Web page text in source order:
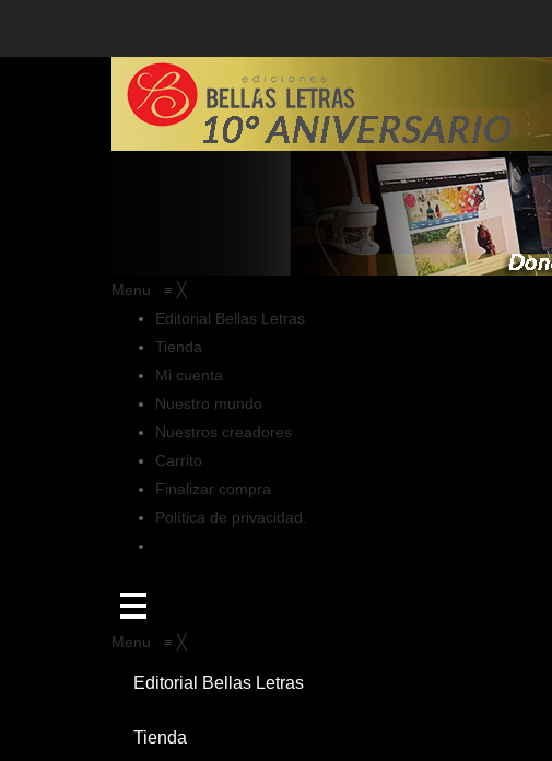
Menu ≡ ╳
Editorial Bellas Letras
Tienda
Mi cuenta
Nuestro mundo
Nuestros creadores
Carrito
Finalizar compra
Política de privacidad.
Menu ≡ ╳
Editorial Bellas Letras
Tienda